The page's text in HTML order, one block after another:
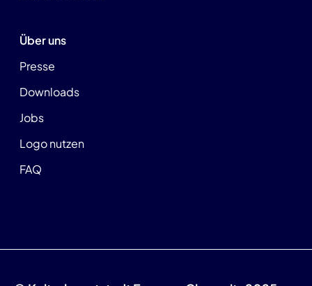
Über uns
Presse
Downloads
Jobs
Logo nutzen
FAQ